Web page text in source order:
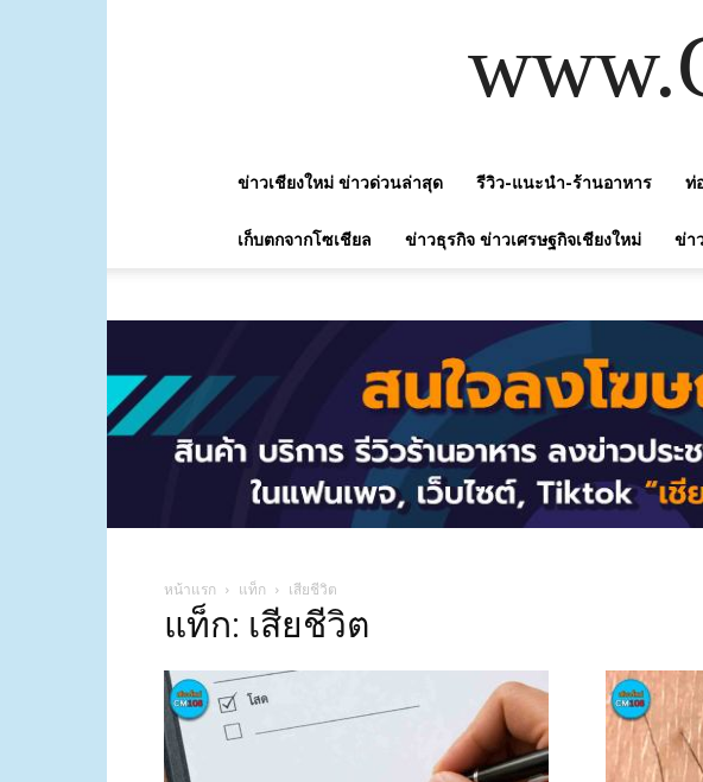
ข่าวเชียงใหม่ ข่าวด่วนล่าสุด รีวิว-แนะนำ-ร้านอาหาร ท่
เก็บตกจากโซเชียล ข่าวธุรกิจ ข่าวเศรษฐกิจเชียงใหม่ ข่า
หน้าแรก แท็ก เสียชีวิต
แท็ก: เสียชีวิต